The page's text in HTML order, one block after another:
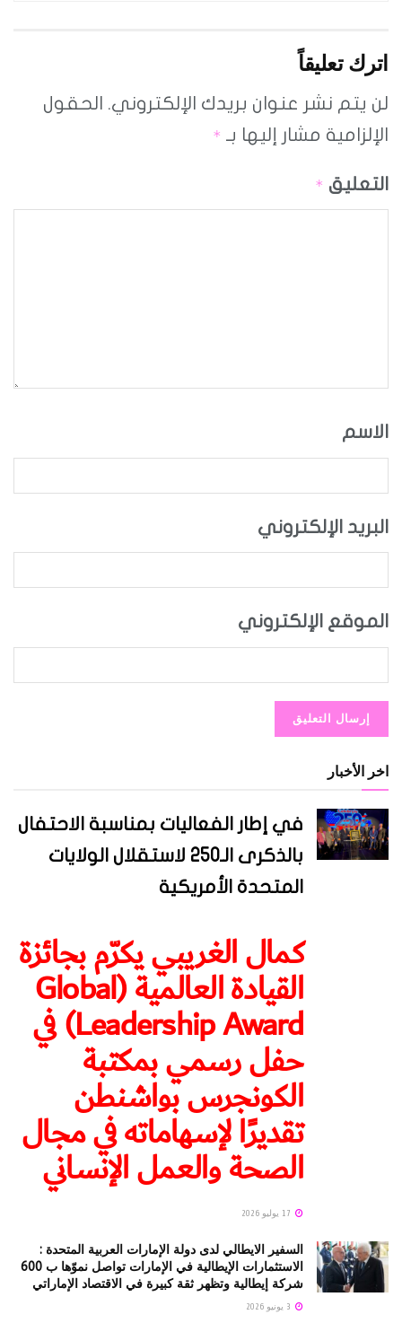
اترك تعليقاً
لن يتم نشر عنوان بريدك الإلكتروني. الحقول
الإلزامية مشار إليها بـ *
التعليق *
الاسم
البريد الإلكتروني
الموقع الإلكتروني
اخر الأخبار
في إطار الفعاليات بمناسبة الاحتفال
بالذكرى الـ250 لاستقلال الولايات
المتحدة الأمريكية
كمال الغريبي يكرّم بجائزة
القيادة العالمية (Global
Leadership Award) في
حفل رسمي بمكتبة
الكونجرس بواشنطن
تقديرًا لإسهاماته في مجال
الصحة والعمل الإنساني
السفير الايطالي لدى دولة الإمارات العربية المتحدة :
الاستثمارات الإيطالية في الإمارات تواصل نموّها ب 600
شركة إيطالية وتظهر ثقة كبيرة في الاقتصاد الإماراتي